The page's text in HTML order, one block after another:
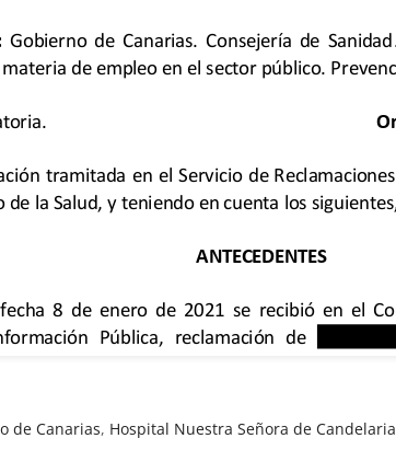
de Canarias, Hospital Nuestra Señora de Candelaria